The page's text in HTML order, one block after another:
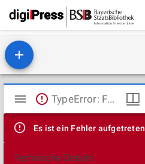
Mirador
Viewer
TypeError: Failed to fetch
Es ist ein Fehler aufgetreten
Technische Details